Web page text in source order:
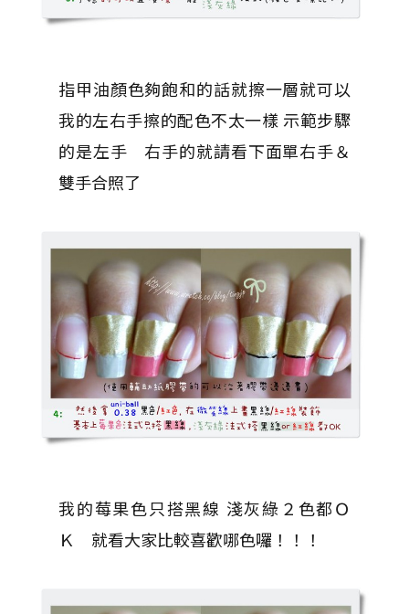
指甲油顏色夠飽和的話就擦一層就可以
我的左右手擦的配色不太一樣 示範步驟
的是左手 右手的就請看下面單右手＆
雙手合照了
我的莓果色只搭黑線 淺灰綠２色都Ｏ
Ｋ 就看大家比較喜歡哪色囉！！！